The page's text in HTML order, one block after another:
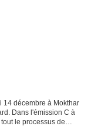
14 décembre à Mokthar
Dans l'émission C à
le processus de